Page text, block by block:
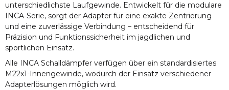
unterschiedlichste Laufgewinde. Entwickelt für die modulare
INCA-Serie, sorgt der Adapter für eine exakte Zentrierung
und eine zuverlässige Verbindung – entscheidend für
Präzision und Funktionssicherheit im jagdlichen und
sportlichen Einsatz.
Alle INCA Schalldämpfer verfügen über ein standardisiertes
M22x1-Innengewinde, wodurch der Einsatz verschiedener
Adapterlösungen möglich wird.